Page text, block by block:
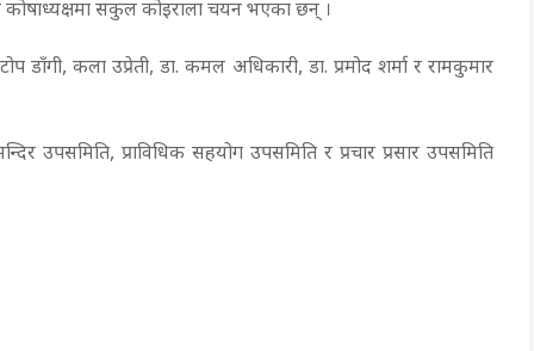
सकुल कोइराला चयन भएका छन् ।
डाँगी, कला उप्रेती, डा. कमल अधिकारी, डा. प्रमोद शर्मा र रामकुमार
उपसमिति, प्राविधिक सहयोग उपसमिति र प्रचार प्रसार उपसमिति